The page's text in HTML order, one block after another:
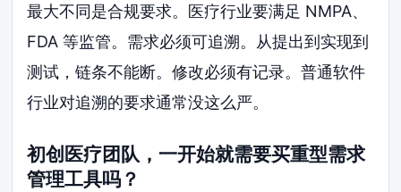
最大不同是合规要求。医疗行业要满足 NMPA、
FDA 等监管。需求必须可追溯。从提出到实现到
测试，链条不能断。修改必须有记录。普通软件
行业对追溯的要求通常没这么严。
初创医疗团队，一开始就需要买重型需求
管理工具吗？